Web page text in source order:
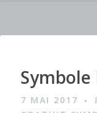
I
m
Symbole
7 MAI 2017